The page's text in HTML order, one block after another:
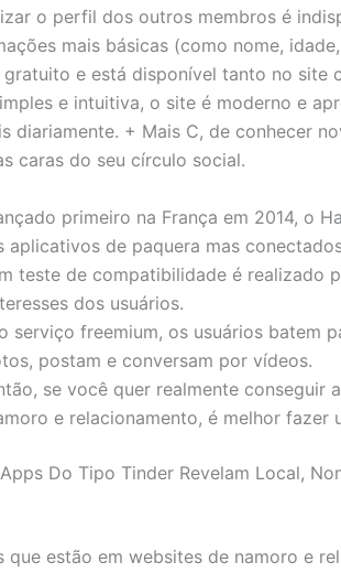
o perfil dos outros membros é
mais básicas (como nome,
e está disponível tanto no site
e intuitiva, o site é moderno e
diariamente. + Mais C, de conhecer
caras do seu círculo social.
primeiro na França em 2014, o
aplicativos de paquera mas
teste de compatibilidade é realizado
dos usuários.
serviço freemium, os usuários batem
postam e conversam por vídeos.
se você quer realmente conseguir
e relacionamento, é melhor fazer
Do Tipo Tinder Revelam Local,
que estão em websites de namoro e